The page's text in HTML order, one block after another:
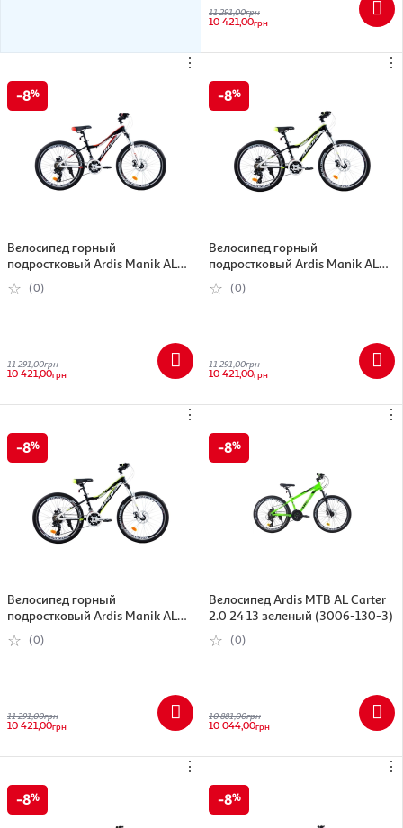
11 291,00грн
10 421,00грн
⋮
8
Велосипед горный
подростковый Ardis Manik AL
24" рама-12", черно-красный
(0233-120-Ч)
(0)
11 291,00грн
10 421,00грн
⋮
8
Велосипед горный
подростковый Ardis Manik AL
24" рама-13", черно-зеленый
(0233-130-З)
(0)
11 291,00грн
10 421,00грн
⋮
8
Велосипед горный
подростковый Ardis Manik AL
24" рама-12", черно-зеленый
(0233-120-З)
(0)
11 291,00грн
10 421,00грн
⋮
8
Велосипед Ardis МТВ AL Carter
2.0 24 13 зеленый (3006-130-3)
(0)
10 881,00грн
10 044,00грн
⋮
8
⋮
8